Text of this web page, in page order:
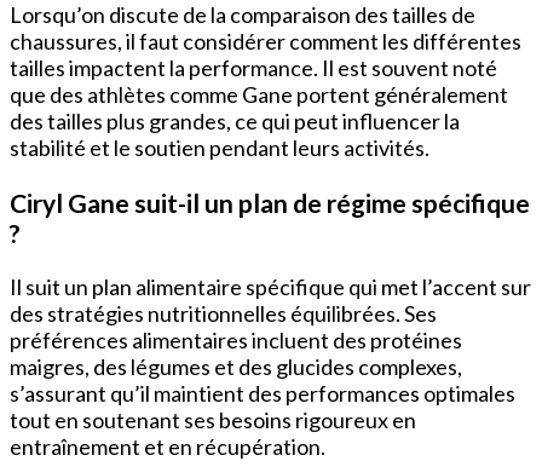
Lorsqu’on discute de la comparaison des tailles de
chaussures, il faut considérer comment les différentes
tailles impactent la performance. Il est souvent noté
que des athlètes comme Gane portent généralement
des tailles plus grandes, ce qui peut influencer la
stabilité et le soutien pendant leurs activités.
Ciryl Gane suit-il un plan de régime spécifique
?
Il suit un plan alimentaire spécifique qui met l’accent sur
des stratégies nutritionnelles équilibrées. Ses
préférences alimentaires incluent des protéines
maigres, des légumes et des glucides complexes,
s’assurant qu’il maintient des performances optimales
tout en soutenant ses besoins rigoureux en
entraînement et en récupération.